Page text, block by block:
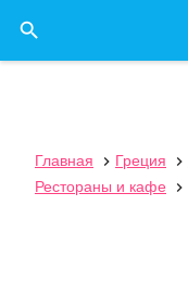

Главная  Греция 
Рестораны и кафе
